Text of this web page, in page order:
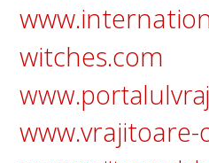
witches.com